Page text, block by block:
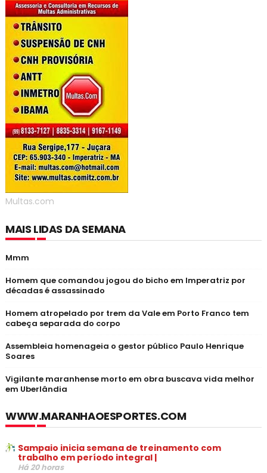
Multas.com
MAIS LIDAS DA SEMANA
Mmm
Homem que comandou jogou do bicho em Imperatriz por
décadas é assassinado
Homem atropelado por trem da Vale em Porto Franco tem
cabeça separada do corpo
Assembleia homenageia o gestor público Paulo Henrique
Soares
Vigilante maranhense morto em obra buscava vida melhor
em Uberlândia
WWW.MARANHAOESPORTES.COM
Sampaio inicia semana de treinamento com
trabalho em período integral |
Há 20 horas